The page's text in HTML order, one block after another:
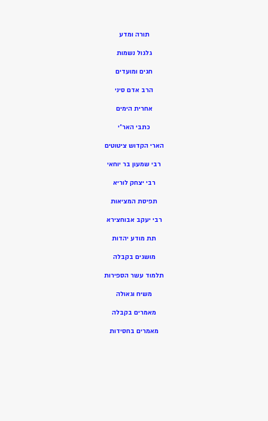
תורה ומדע
גלגול נשמות
חגים ומועדים
הרב אדם סיני
אחרית הימים
כתבי האר”י
הארי הקדוש ציטוטים
רבי שמעון בר יוחאי
רבי יצחק לוריא
תפיסת המציאות
רבי יעקב אבוחצירא
תת מודע יהדות
מושגים בקבלה
תלמוד עשר הספירות
משיח וגאולה
מאמרים בקבלה
מאמרים בחסידות